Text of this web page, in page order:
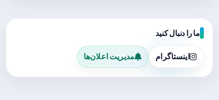
ما را دنبال کنید
اینستاگرام مدیریت اعلان‌ها